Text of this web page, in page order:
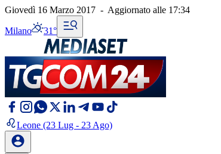
Giovedì 16 Marzo 2017 - Aggiornato alle 17:34
Milano 31°
Leone (23 Lug - 23 Ago)